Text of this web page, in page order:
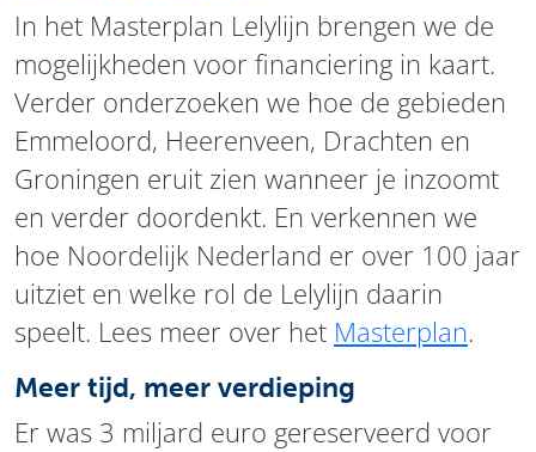
In het Masterplan Lelylijn brengen we de
mogelijkheden voor financiering in kaart.
Verder onderzoeken we hoe de gebieden
Emmeloord, Heerenveen, Drachten en
Groningen eruit zien wanneer je inzoomt
en verder doordenkt. En verkennen we
hoe Noordelijk Nederland er over 100 jaar
uitziet en welke rol de Lelylijn daarin
speelt. Lees meer over het Masterplan.
Meer tijd, meer verdieping
Er was 3 miljard euro gereserveerd voor